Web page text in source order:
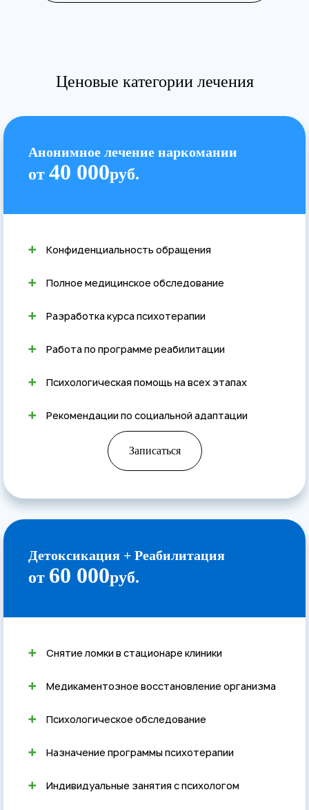
Ценовые категории лечения
Анонимное лечение наркомании
от 40 000руб.
Конфиденциальность обращения
Полное медицинское обследование
Разработка курса психотерапии
Работа по программе реабилитации
Психологическая помощь на всех этапах
Рекомендации по социальной адаптации
Записаться
Детоксикация + Реабилитация
от 60 000руб.
Снятие ломки в стационаре клиники
Медикаментозное восстановление организма
Психологическое обследование
Назначение программы психотерапии
Индивидуальные занятия с психологом